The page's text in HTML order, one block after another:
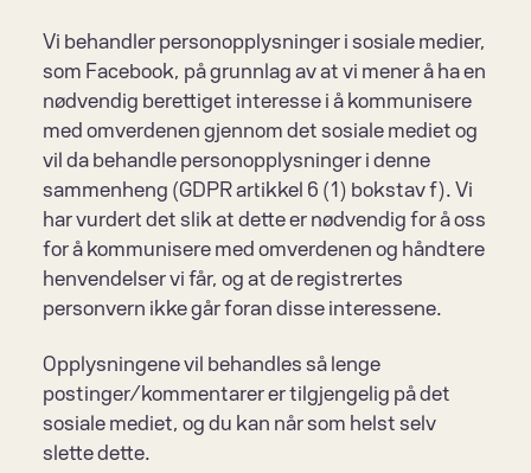
Vi behandler personopplysninger i sosiale medier,
som Facebook, på grunnlag av at vi mener å ha en
nødvendig berettiget interesse i å kommunisere
med omverdenen gjennom det sosiale mediet og
vil da behandle personopplysninger i denne
sammenheng (GDPR artikkel 6 (1) bokstav f). Vi
har vurdert det slik at dette er nødvendig for å oss
for å kommunisere med omverdenen og håndtere
henvendelser vi får, og at de registrertes
personvern ikke går foran disse interessene.
Opplysningene vil behandles så lenge
postinger/kommentarer er tilgjengelig på det
sosiale mediet, og du kan når som helst selv
slette dette.